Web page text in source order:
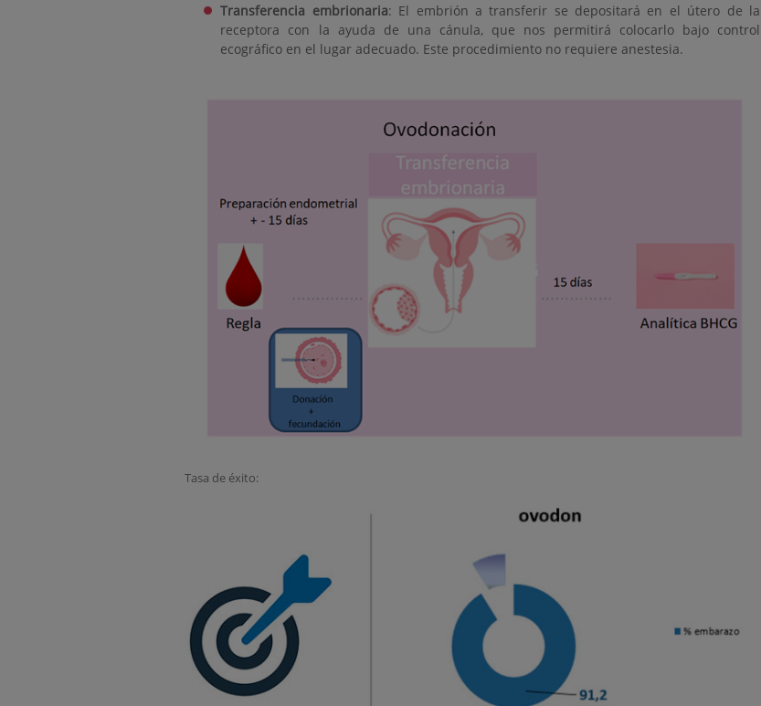
Transferencia embrionaria: El embrión a transferir se depositará en el útero de la
receptora con la ayuda de una cánula, que nos permitirá colocarlo bajo control
ecográfico en el lugar adecuado. Este procedimiento no requiere anestesia.
Tasa de éxito: